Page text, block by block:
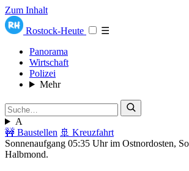
Zum Inhalt
Rostock-Heute
☰
Panorama
Wirtschaft
Polizei
Mehr
A
🚧 Baustellen 🚢 Kreuzfahrt
Sonnenaufgang 05:35 Uhr im Ostnordosten,
Halbmond.